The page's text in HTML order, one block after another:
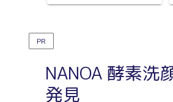
PR
NANOA 酵素
発見